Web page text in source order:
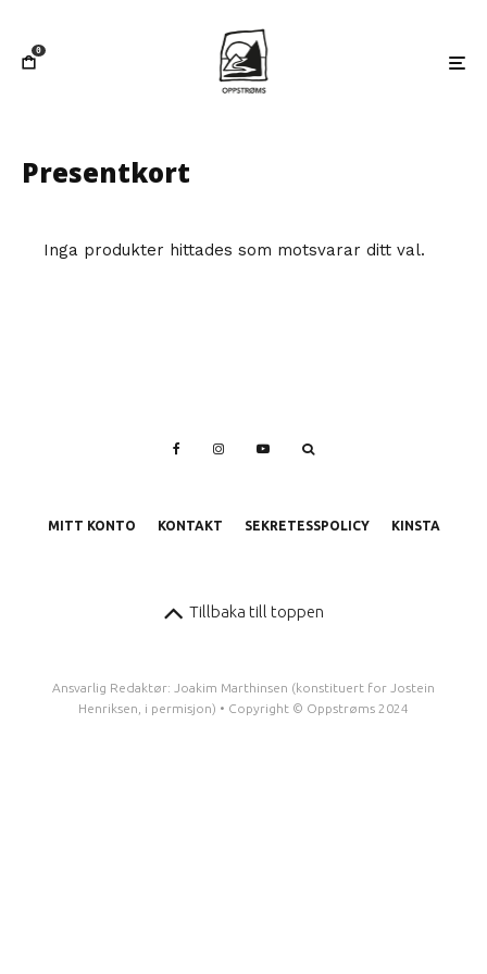
0
Presentkort
Inga produkter hittades som motsvarar ditt val.
MITT KONTO KONTAKT SEKRETESSPOLICY KINSTA
Tillbaka till toppen
Ansvarlig Redaktør: Joakim Marthinsen (konstituert for Jostein
Henriksen, i permisjon) • Copyright © Oppstrøms 2024